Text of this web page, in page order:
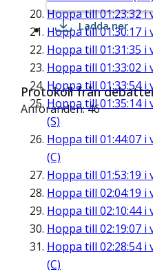
Hoppa till01:23:32i
Hoppa till01:30:17 i
Hoppa till 01:31:35 i
Hoppa till 01:33:02 i
Hoppa till 01:33:54i
Hoppa till01:35:14i
(S)
Hoppa till 01:44:07 i
(C)
Hoppa till 01:53:19 i
Hoppa till 02:04:19 i
Hoppa till 02:10:44i
Hoppa till 02:19:07 i
Hoppa till 02:28:54i
(C)
Ladda ner
Protokoll från
Anföranden: 46